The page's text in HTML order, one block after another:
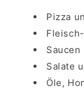
Pizza
Saucen
Salate
Öle,